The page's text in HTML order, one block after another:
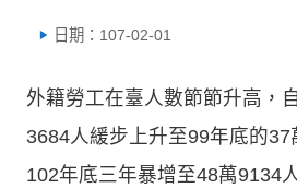
日期：107-02-01
外籍勞工在臺人數節節升高，
3684人緩步上升至99年底的37
102年底三年暴增至48萬9134